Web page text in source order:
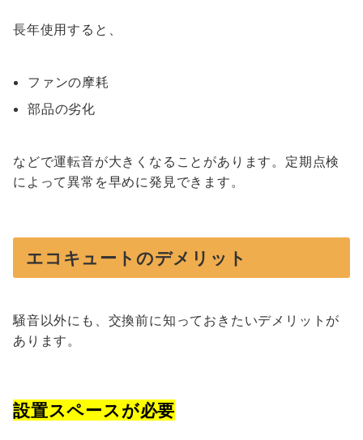
長年使用すると、
ファンの摩耗
部品の劣化
などで運転音が大きくなることがあります。定期点検
によって異常を早めに発見できます。
エコキュートのデメリット
騒音以外にも、交換前に知っておきたいデメリットが
あります。
設置スペースが必要